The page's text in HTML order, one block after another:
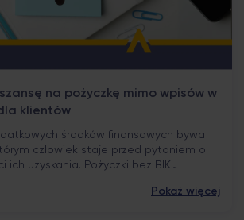
na pożyczkę mimo wpisów w
klientów
środków finansowych bywa
człowiek staje przed pytaniem o
ich uzyskania. Pożyczki bez BIK
do tradycyjnego finansowania. Choć
Pokaż więcej